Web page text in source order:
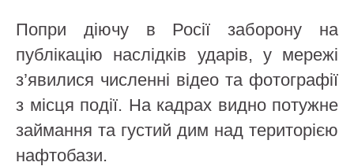
Попри діючу в Росії заборону на
публікацію наслідків ударів, у мережі
з’явилися численні відео та фотографії
з місця події. На кадрах видно потужне
займання та густий дим над територією
нафтобази.